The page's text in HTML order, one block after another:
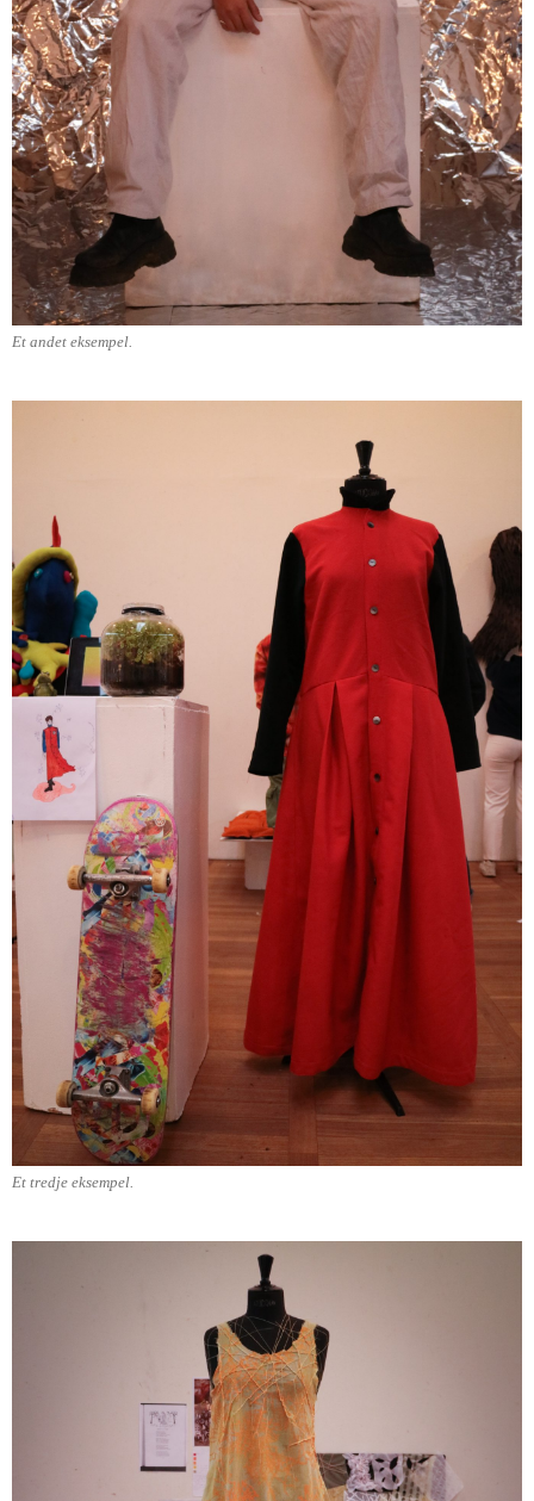
Et andet eksempel.
Et tredje eksempel.